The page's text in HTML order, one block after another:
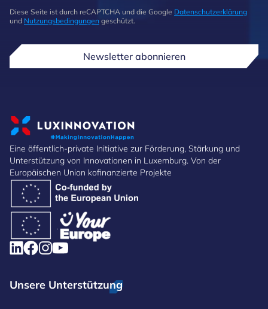
Diese Seite ist durch reCAPTCHA und die Google Datenschutzerklärung
und Nutzungsbedingungen geschützt.
Newsletter abonnieren
Eine öffentlich-private Initiative zur Förderung, Stärkung und
Unterstützung von Innovationen in Luxemburg. Von der
Europäischen Union kofinanzierte Projekte
Unsere Unterstützung